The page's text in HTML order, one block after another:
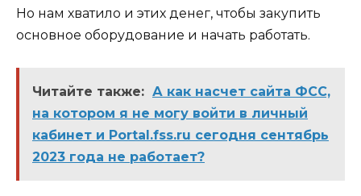
Но нам хватило и этих денег, чтобы закупить
основное оборудование и начать работать.
Читайте также: А как насчет сайта ФСС,
на котором я не могу войти в личный
кабинет и Portal.fss.ru сегодня сентябрь
2023 года не работает?